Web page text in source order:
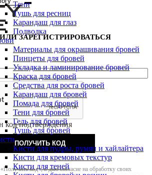
Тени
Тушь для ресниц
Карандаш для глаз
Подводка
Материалы для окрашивания бровей
Пинцеты для бровей
Укладка и ламинирование бровей
Краска для бровей
Средства для роста бровей
Карандаш для бровей
Помада для бровей
Тени для бровей
Гель для бровей
Тушь для бровей
Кисти для пудры, румян и хайлайтера
Кисти для кремовых текстур
Кисти для теней
ЗАРЕГИСТРИРОВАТЬСЯ
код подтверждения
ПОЛУЧИТЬ КОД
код», я даю согласие на обработку своих